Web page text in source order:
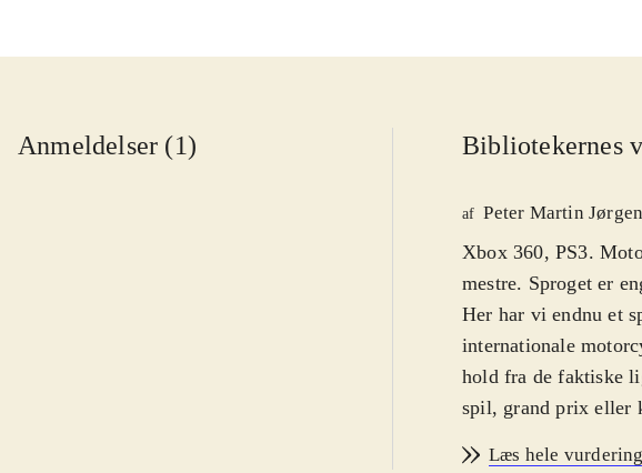
Anmeldelser (1) Bibliotekernes
af Peter Martin
Xbox 360, PS3.
mestre. Sproget er
Her har vi endnu et
internationale
hold fra de faktiske ligaer. Som spiller vælger man mellem tre
spil, grand prix eller
Læs hele